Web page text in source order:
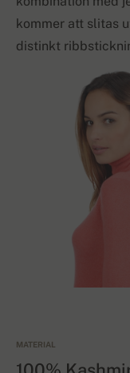
kommer att slitas
distinkt
MATERIAL